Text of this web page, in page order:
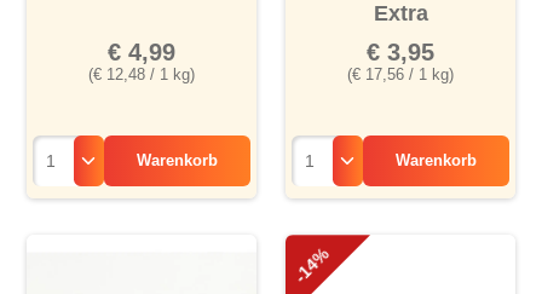
(€ 12,48 / 1 kg)
€ 4,99
Warenkorb
Extra
(€ 17,56 / 1 kg)
€ 3,95
Warenkorb
-14%